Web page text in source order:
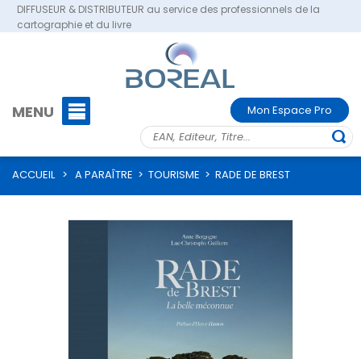
DIFFUSEUR & DISTRIBUTEUR au service des professionnels de la
cartographie et du livre
MENU Mon Espace Pro
ACCUEIL > A PARAÎTRE > TOURISME > RADE DE BREST